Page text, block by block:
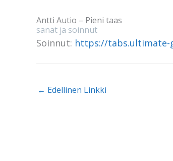
Antti Autio – Pieni taas
sanat ja soinnut
Soinnut: https://tabs.ultimate-
← Edellinen Linkki